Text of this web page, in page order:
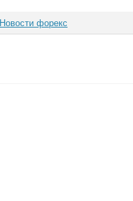
Новости форекс